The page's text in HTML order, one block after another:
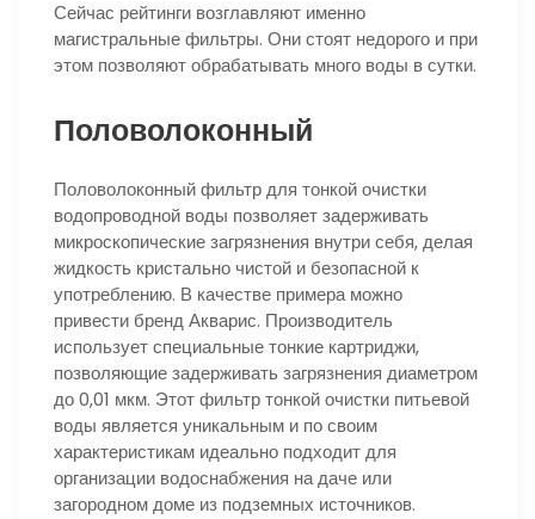
Сейчас рейтинги возглавляют именно
магистральные фильтры. Они стоят недорого и при
этом позволяют обрабатывать много воды в сутки.
Половолоконный
Половолоконный фильтр для тонкой очистки
водопроводной воды позволяет задерживать
микроскопические загрязнения внутри себя, делая
жидкость кристально чистой и безопасной к
употреблению. В качестве примера можно
привести бренд Акварис. Производитель
использует специальные тонкие картриджи,
позволяющие задерживать загрязнения диаметром
до 0,01 мкм. Этот фильтр тонкой очистки питьевой
воды является уникальным и по своим
характеристикам идеально подходит для
организации водоснабжения на даче или
загородном доме из подземных источников.